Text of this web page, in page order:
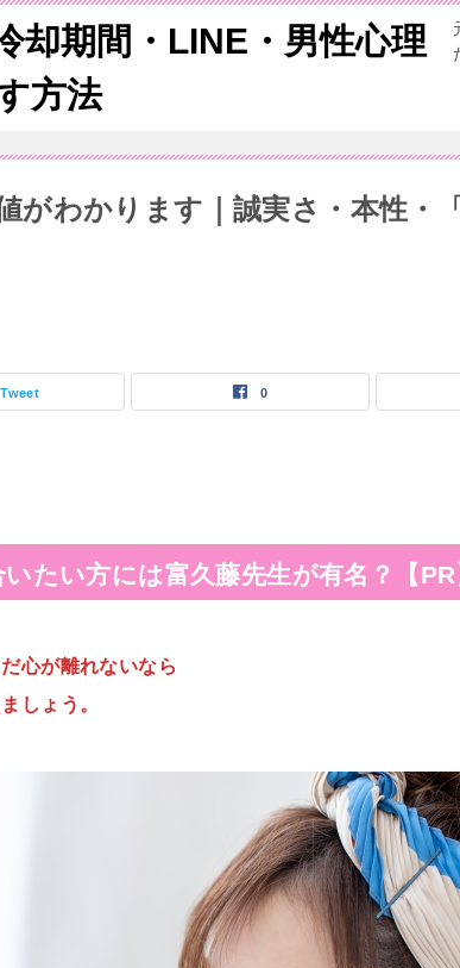
却期間・LINE・男性心理
方法
がわかります｜誠実さ・本性・
Tweet 0
たい方には富久藤先生が有名？【PR
心が離れないなら
しょう。